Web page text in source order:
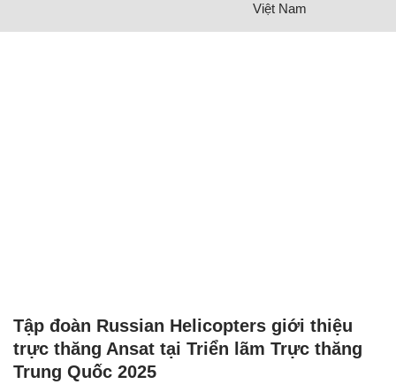
Việt Nam
Tập đoàn Russian Helicopters giới thiệu
trực thăng Ansat tại Triển lãm Trực thăng
Trung Quốc 2025